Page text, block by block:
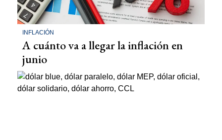
INFLACIÓN
A cuánto va a llegar la inflación en
junio